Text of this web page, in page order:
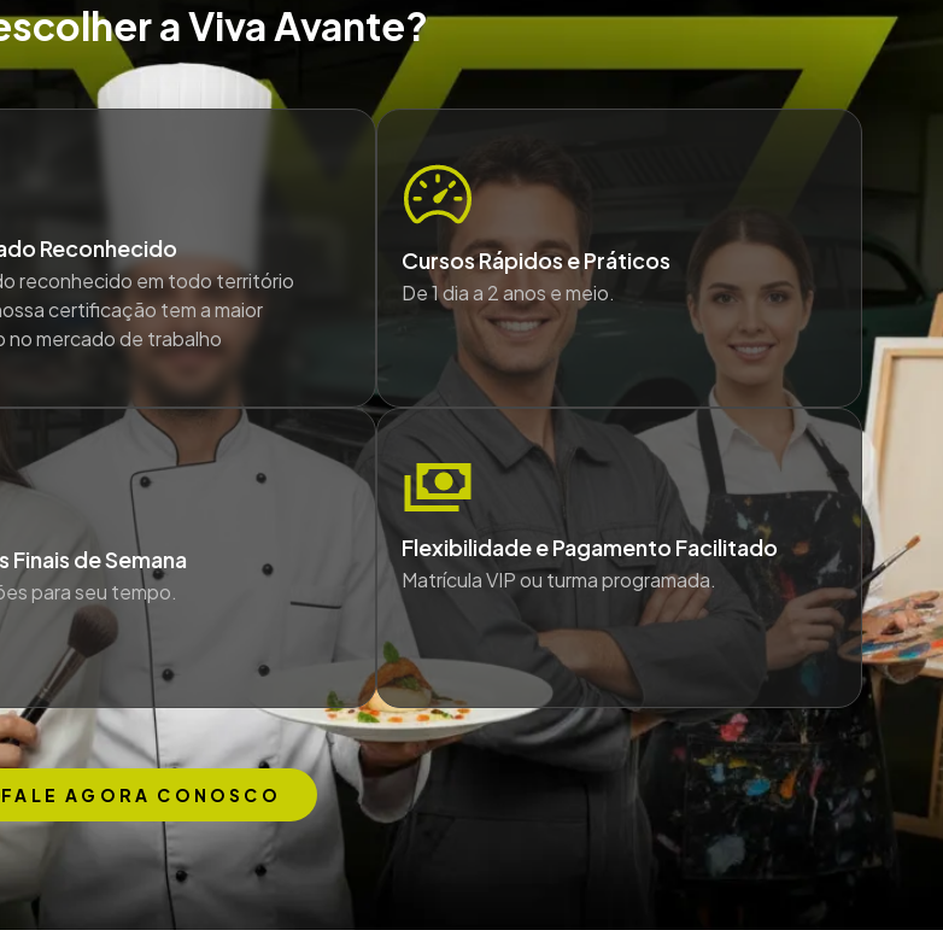
a Viva Avante?
Reconhecido
reconhecido em todo território
certificação tem a maior
no mercado de trabalho
Cursos Rápidos e Práticos
De 1 dia a 2 anos e meio.
Finais de Semana
para seu tempo.
Flexibilidade e Pagamento Facilitado
Matrícula VIP ou turma programada.
FALE AGORA CONOSCO